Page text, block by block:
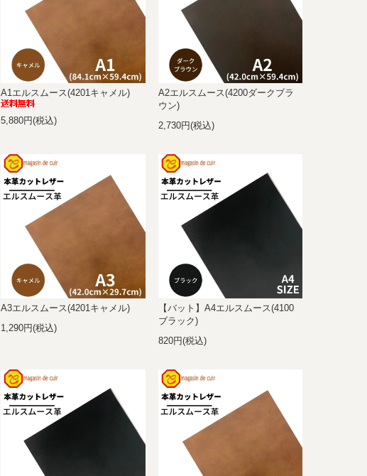
A1エルスムース(4201キャメル)
5,880円(税込)
A2エルスムース(4200ダークブラ
ウン)
2,730円(税込)
A3エルスムース(4201キャメル)
1,290円(税込)
【バット】A4エルスムース(4100
ブラック)
820円(税込)